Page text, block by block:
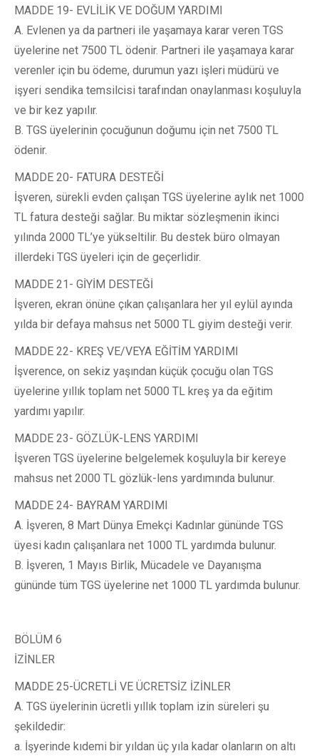
MADDE 19- EVLİLİK VE DOĞUM YARDIMI
A. Evlenen ya da partneri ile yaşamaya karar veren TGS
üyelerine net 7500 TL ödenir. Partneri ile yaşamaya karar
verenler için bu ödeme, durumun yazı işleri müdürü ve
işyeri sendika temsilcisi tarafından onaylanması koşuluyla
ve bir kez yapılır.
B. TGS üyelerinin çocuğunun doğumu için net 7500 TL
ödenir.
MADDE 20- FATURA DESTEĞİ
İşveren, sürekli evden çalışan TGS üyelerine aylık net 1000
TL fatura desteği sağlar. Bu miktar sözleşmenin ikinci
yılında 2000 TL’ye yükseltilir. Bu destek büro olmayan
illerdeki TGS üyeleri için de geçerlidir.
MADDE 21- GİYİM DESTEĞİ
İşveren, ekran önüne çıkan çalışanlara her yıl eylül ayında
yılda bir defaya mahsus net 5000 TL giyim desteği verir.
MADDE 22- KREŞ VE/VEYA EĞİTİM YARDIMI
İşverence, on sekiz yaşından küçük çocuğu olan TGS
üyelerine yıllık toplam net 5000 TL kreş ya da eğitim
yardımı yapılır.
MADDE 23- GÖZLÜK-LENS YARDIMI
İşveren TGS üyelerine belgelemek koşuluyla bir kereye
mahsus net 2000 TL gözlük-lens yardımında bulunur.
MADDE 24- BAYRAM YARDIMI
A. İşveren, 8 Mart Dünya Emekçi Kadınlar gününde TGS
üyesi kadın çalışanlara net 1000 TL yardımda bulunur.
B. İşveren, 1 Mayıs Birlik, Mücadele ve Dayanışma
gününde tüm TGS üyelerine net 1000 TL yardımda bulunur.
BÖLÜM 6
İZİNLER
MADDE 25-ÜCRETLİ VE ÜCRETSİZ İZİNLER
A. TGS üyelerinin ücretli yıllık toplam izin süreleri şu
şekildedir:
a. İşyerinde kıdemi bir yıldan üç yıla kadar olanların on altı